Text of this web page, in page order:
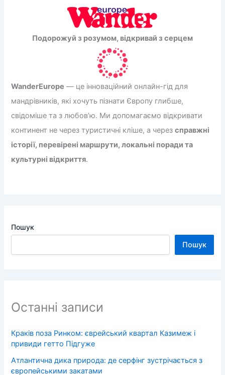
Подорожуй з розумом, відкривай з серцем
WanderEurope — це інноваційний онлайн-гід для
мандрівників, які хочуть пізнати Європу глибше,
свідоміше та з любов’ю. Ми допомагаємо відкривати
континент не через туристичні кліше, а черезсправжні
історії, перевірені маршрути, локальні поради та
культурні відкриття.
Пошук
Пошук
Останні записи
Краків поза Ринком: єврейський квартал Казимеж і
привиди гетто Підгуже
Атлантична дика природа: де серфінг зустрічається з
європейськими закатами